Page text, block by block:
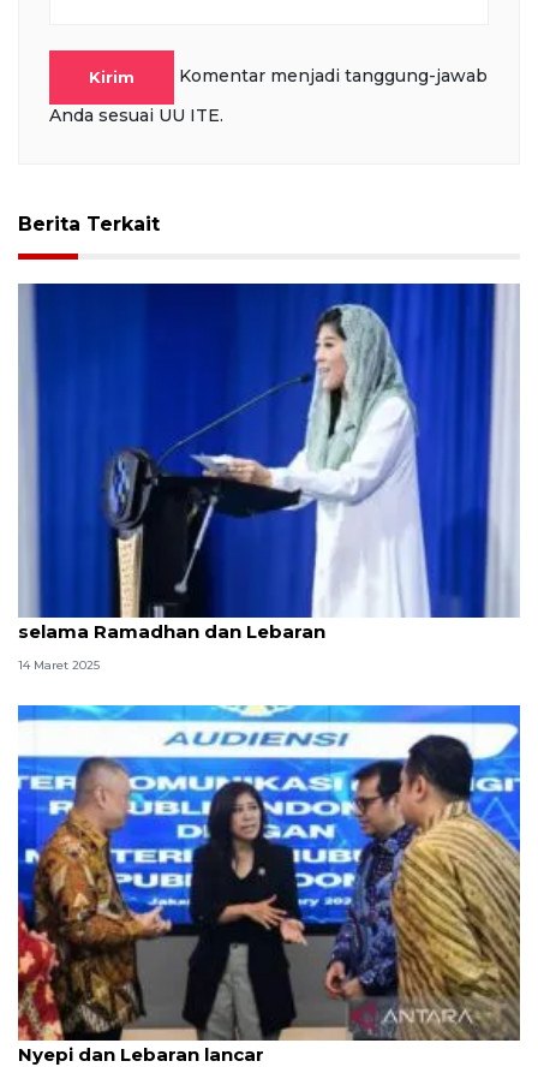
Kirim
Komentar menjadi tanggung-jawab
Anda sesuai UU ITE.
Berita Terkait
Kemkomdigi pastikan layanan publik optimal
selama Ramadhan dan Lebaran
14 Maret 2025
Kemkomdigi-Kemenhub sinergi pastikan libur
Nyepi dan Lebaran lancar